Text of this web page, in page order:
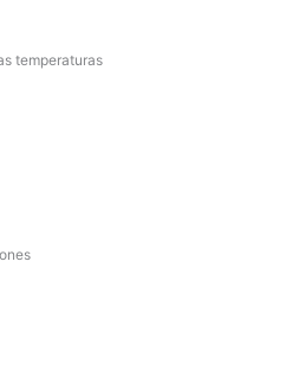
temperaturas